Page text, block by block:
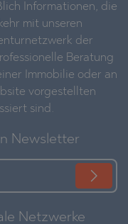
Informationen, die
mit unseren
der
Beratung
Immobilie oder an
vorgestellten
sind.
Newsletter
Netzwerke